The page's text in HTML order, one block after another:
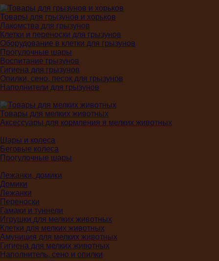
Товары для грызунов и хорьков
Лакомства для грызунов
Клетки и переноски для грызунов
Оборудование в клетки для грызунов
Прогулочные шары
Воспитание грызунов
Гигиена для грызунов
Опилки, сено, песок для грызунов
Наполнители для грызунов
Товары для мелких животных
Аксессуары для кормления я мелких животных
Шары и колеса
Беговые колеса
Прогулочные шары
Лежанки, домики
Домики
Лежанки
Переноски
Гамаки и туннели
Игрушки для мелких животных
Клетки для мелких животных
Амуниция для мелких животных
Гигиена для мелких животных
Наполнитель, сено и опилки